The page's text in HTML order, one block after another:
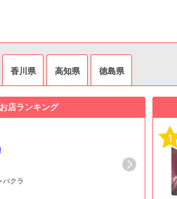
香川県 高知県 徳島県
店ランキング
バクラ
1